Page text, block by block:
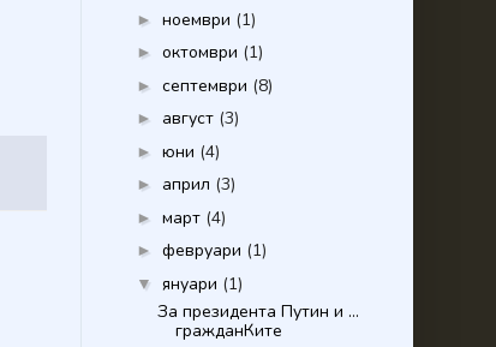
►ноември (1)
►октомври (1)
►септември (8)
► август (3)
►юни (4)
► април (3)
►март (4)
►февруари (1)
▼януари (1)
За президента Путин и ...
гражданКите